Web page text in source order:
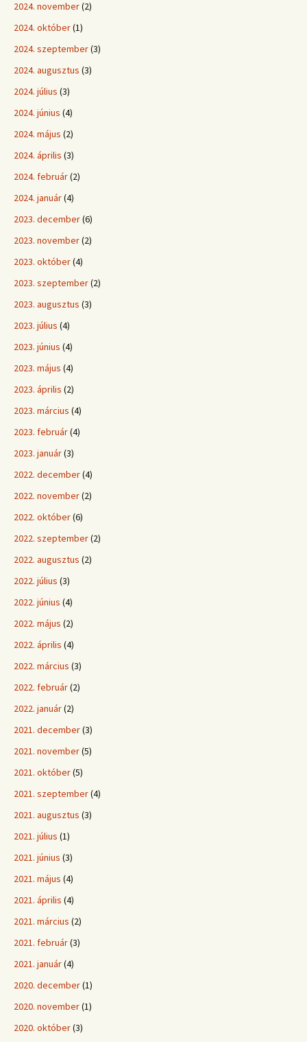
2024. november(2)
2024. október(1)
2024. szeptember(3)
2024. augusztus (3)
2024. július (3)
2024. június (4)
2024. május (2)
2024. április (3)
2024. február(2)
2024. január(4)
2023. december(6)
2023. november(2)
2023. október(4)
2023. szeptember(2)
2023. augusztus (3)
2023. július (4)
2023. június (4)
2023. május (4)
2023. április (2)
2023. március (4)
2023. február(4)
2023. január(3)
2022. december(4)
2022. november(2)
2022. október(6)
2022. szeptember(2)
2022. augusztus (2)
2022. július (3)
2022. június (4)
2022. május (2)
2022. április (4)
2022. március (3)
2022. február(2)
2022. január(2)
2021. december(3)
2021. november(5)
2021. október(5)
2021. szeptember(4)
2021. augusztus (3)
2021. július (1)
2021. június (3)
2021. május (4)
2021. április (4)
2021. március (2)
2021. február(3)
2021. január(4)
2020. december(1)
2020. november(1)
2020. október(3)